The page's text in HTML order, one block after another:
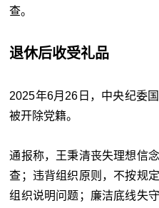
查。
退休后收受礼品
2025年6月26日，中央纪委
被开除党籍。
通报称，王秉清丧失理想信
查；违背组织原则，不按规
组织说明问题；廉洁底线失